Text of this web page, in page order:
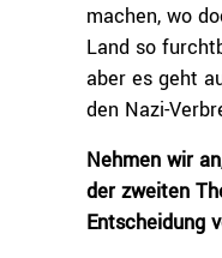
machen, wo
Land so
aber es geht
den Nazi-
Nehmen wir
der zweiten
Entscheidung